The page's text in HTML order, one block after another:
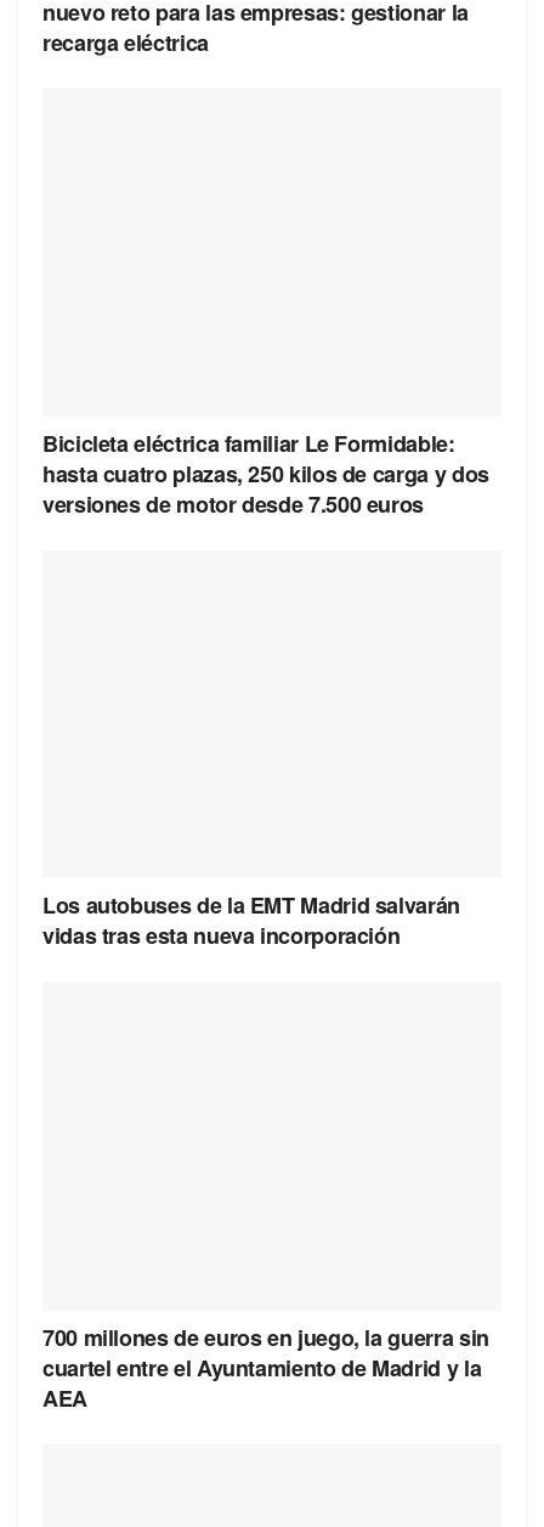
nuevo reto para las empresas: gestionar la
recarga eléctrica
Bicicleta eléctrica familiar Le Formidable:
hasta cuatro plazas, 250 kilos de carga y dos
versiones de motor desde 7.500 euros
Los autobuses de la EMT Madrid salvarán
vidas tras esta nueva incorporación
700 millones de euros en juego, la guerra sin
cuartel entre el Ayuntamiento de Madrid y la
AEA